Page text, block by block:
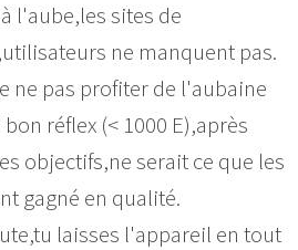
l'aube,les sites de
ne manquent pas.
ne pas profiter de l'aubaine
réflex (< 1000 E),après
objectifs,ne serait ce que les
gagné en qualité.
laisses l'appareil en tout